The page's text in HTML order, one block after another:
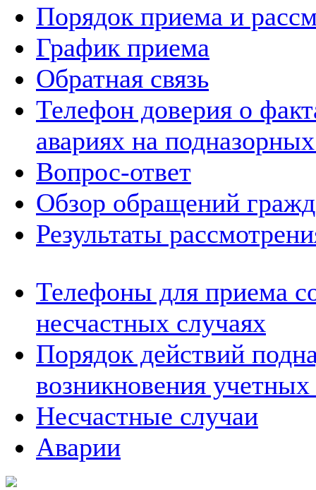
Порядок приема и
График приема
Обратная связь
Телефон доверия о
авариях на
Вопрос-ответ
Обзор обращений
Результаты
Телефоны для приема
несчастных случаях
Порядок действий
возникновения
Несчастные случаи
Аварии